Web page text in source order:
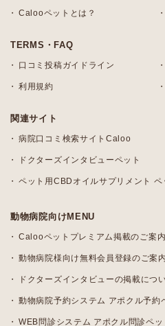
Calooペットとは？
TERMS・FAQ
口コミ投稿ガイドライン
利用規約
関連サイト
病院口コミ検索サイトCaloo
ドクターズインタビューペット
ペット用CBDオイルサプリメント ペ
動物病院向けMENU
Calooペットプレミアム掲載のご案内
動物病院様向け無料会員登録のご案内
ドクターズインタビューの掲載につ
動物病院予約システム アポクル予約
WEB問診システム アポクル問診ペッ